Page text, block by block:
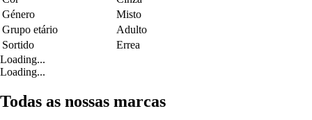
Género
Misto
Grupo etário
Adulto
Sortido
Errea
Loading...
Loading...
Todas as nossas marcas